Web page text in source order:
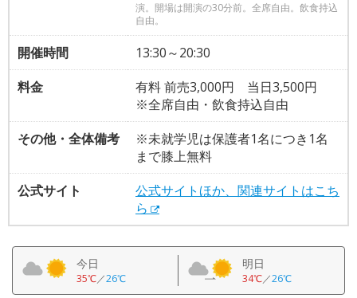
演。開場は開演の30分前。全席自由。飲食持込
自由。
開催時間
13:30～20:30
料金
有料 前売3,000円 当日3,500円
※全席自由・飲食持込自由
その他・全体備考
※未就学児は保護者1名につき1名
まで膝上無料
公式サイト
公式サイトほか、関連サイトはこち
ら
今日
35℃／26℃
明日
34℃／26℃